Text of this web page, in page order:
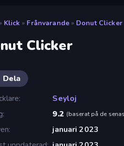
» Klick » Frånvarande » Donut Clicker
Clicker
Dela
Seyloj
9.2 (baserat på de
januari 2023